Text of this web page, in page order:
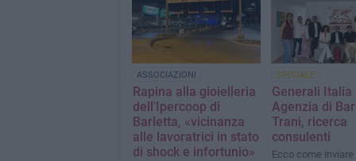
ASSOCIAZIONI
Rapina alla gioielleria
dell'Ipercoop di
Barletta, «vicinanza
alle lavoratrici in stato
di shock e infortunio»
SPECIALE
Generali Italia
Agenzia di
Trani, ricerca
consulenti
Ecco come inviare